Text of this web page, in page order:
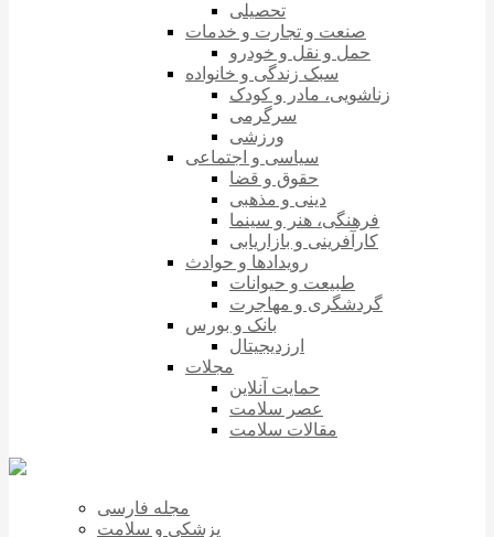
تحصیلی
صنعت و تجارت و خدمات
حمل و نقل و خودرو
سبک زندگی و خانواده
زناشویی، مادر و کودک
سرگرمی
ورزشی
سیاسی و اجتماعی
حقوق و قضا
دینی و مذهبی
فرهنگی، هنر و سینما
کارآفرینی و بازاریابی
رویدادها و حوادث
طبیعت و حیوانات
گردشگری و مهاجرت
بانک و بورس
ارزدیجیتال
مجلات
حمایت آنلاین
عصر سلامت
مقالات سلامت
مجله فارسی
پزشکی و سلامت